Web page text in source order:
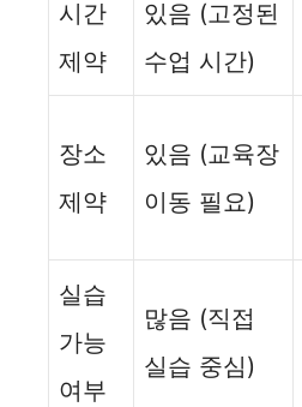
시간
제약
있음 (고정된
수업 시간)
장소
제약
있음 (교육장
이동 필요)
실습
가능
여부
많음 (직접
실습 중심)